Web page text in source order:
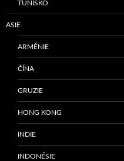
TUNISKO
ASIE
ARMÉNIE
ČÍNA
GRUZIE
HONG KONG
INDIE
INDONÉSIE